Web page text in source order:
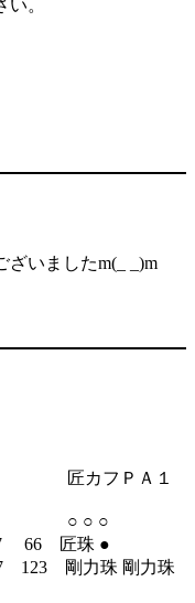
。
いましたm(_ _)m
Ａ１
○
匠珠 ●
剛力珠 剛力珠